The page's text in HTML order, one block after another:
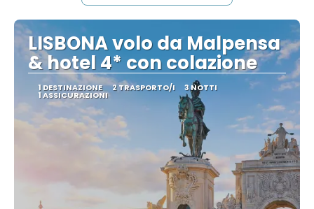
LISBONA volo da Malpensa
& hotel 4* con colazione
1 DESTINAZIONE 2 TRASPORTO/I 3 NOTTI
1 ASSICURAZIONI